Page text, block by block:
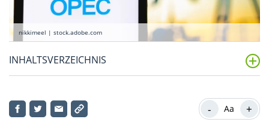
nikkimeel | stock.adobe.com
INHALTSVERZEICHNIS
Welche Länder gehören zur OPEC? - Aa +